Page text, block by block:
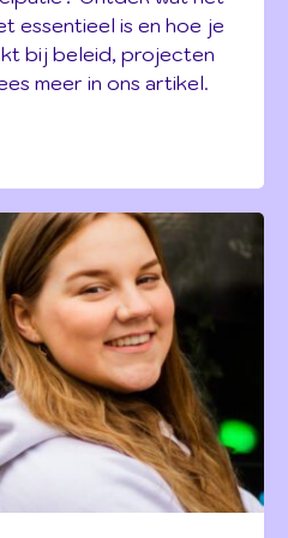
essentieel is en hoe je
bij beleid, projecten
meer in ons artikel.